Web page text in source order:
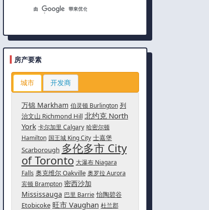
房产要素
城市 开发商
万锦 Markham 伯灵顿 Burlington 列
治文山 Richmond Hill 北约克 North
York 卡尔加里 Calgary 哈密尔顿
Hamilton 国王城 King City 士嘉堡
Scarborough 多伦多市 City
of Toronto 大瀑布 Niagara
Falls 奥克维尔 Oakville 奥罗拉 Aurora
宾顿 Brampton 密西沙加
Mississauga 巴里 Barrie 怡陶碧谷
Etobicoke 旺市 Vaughan 杜兰郡